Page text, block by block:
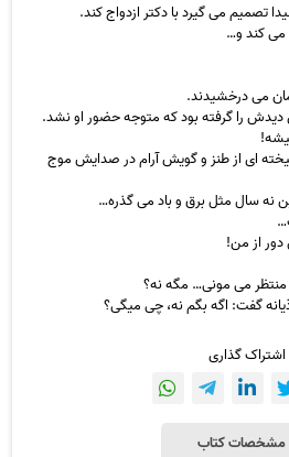
تصمیم می گیرد با دکترازدواجکند.
می کند و…
می درخشیدند.
را گرفته بود که متوجه حضور او نشد.
ای از طنز و گویش آرام در صدایش موج
نه سال مثل برق و باد می گذره…
دور از من!
می مونی… مگه نه؟
گفت: اگه بگم نه، چی میگی؟
اشتراک گذاری
مشخصات کتاب